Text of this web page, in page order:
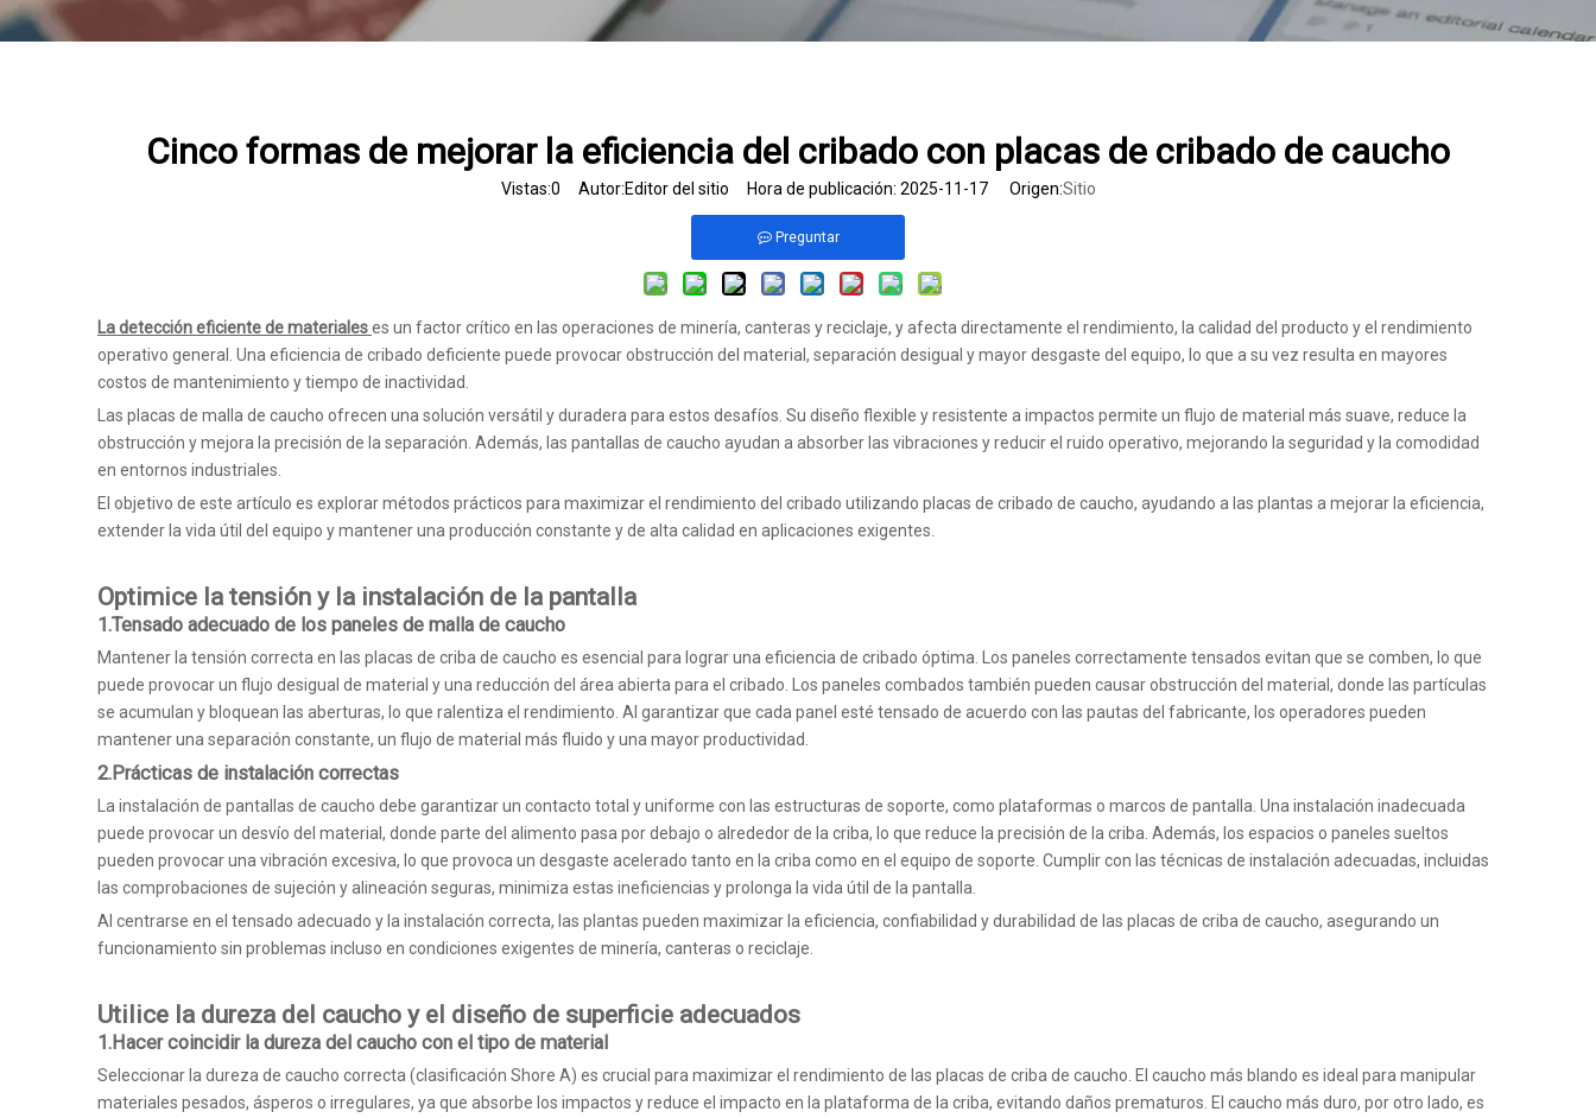
Cinco formas de mejorar la eficiencia del cribado con placas de cribado de caucho
Vistas:0 Autor:Editor del sitio Hora de publicación: 2025-11-17 Origen:Sitio
Preguntar
La detección eficiente de materialeses un factor crítico en las operaciones de minería, canteras y reciclaje, y afecta directamente el rendimiento, la calidad del producto y el rendimiento
operativo general. Una eficiencia de cribado deficiente puede provocar obstrucción del material, separación desigual y mayor desgaste del equipo, lo que a su vez resulta en mayores
costos de mantenimiento y tiempo de inactividad.
Las placas de malla de caucho ofrecen una solución versátil y duradera para estos desafíos. Su diseño flexible y resistente a impactos permite un flujo de material más suave, reduce la
obstrucción y mejora la precisión de la separación. Además, las pantallas de caucho ayudan a absorber las vibraciones y reducir el ruido operativo, mejorando la seguridad y la comodidad
en entornos industriales.
El objetivo de este artículo es explorar métodos prácticos para maximizar el rendimiento del cribado utilizando placas de cribado de caucho, ayudando a las plantas a mejorar la eficiencia,
extender la vida útil del equipo y mantener una producción constante y de alta calidad en aplicaciones exigentes.
Optimice la tensión y la instalación de la pantalla
1.Tensado adecuado de los paneles de malla de caucho
Mantener la tensión correcta en las placas de criba de caucho es esencial para lograr una eficiencia de cribado óptima. Los paneles correctamente tensados ​​evitan que se comben, lo que
puede provocar un flujo desigual de material y una reducción del área abierta para el cribado. Los paneles combados también pueden causar obstrucción del material, donde las partículas
se acumulan y bloquean las aberturas, lo que ralentiza el rendimiento. Al garantizar que cada panel esté tensado de acuerdo con las pautas del fabricante, los operadores pueden
mantener una separación constante, un flujo de material más fluido y una mayor productividad.
2.Prácticas de instalación correctas
La instalación de pantallas de caucho debe garantizar un contacto total y uniforme con las estructuras de soporte, como plataformas o marcos de pantalla. Una instalación inadecuada
puede provocar un desvío del material, donde parte del alimento pasa por debajo o alrededor de la criba, lo que reduce la precisión de la criba. Además, los espacios o paneles sueltos
pueden provocar una vibración excesiva, lo que provoca un desgaste acelerado tanto en la criba como en el equipo de soporte. Cumplir con las técnicas de instalación adecuadas, incluidas
las comprobaciones de sujeción y alineación seguras, minimiza estas ineficiencias y prolonga la vida útil de la pantalla.
Al centrarse en el tensado adecuado y la instalación correcta, las plantas pueden maximizar la eficiencia, confiabilidad y durabilidad de las placas de criba de caucho, asegurando un
funcionamiento sin problemas incluso en condiciones exigentes de minería, canteras o reciclaje.
Utilice la dureza del caucho y el diseño de superficie adecuados
1.Hacer coincidir la dureza del caucho con el tipo de material
Seleccionar la dureza de caucho correcta (clasificación Shore A) es crucial para maximizar el rendimiento de las placas de criba de caucho. El caucho más blando es ideal para manipular
materiales pesados, ásperos o irregulares, ya que absorbe los impactos y reduce el impacto en la plataforma de la criba, evitando daños prematuros. El caucho más duro, por otro lado, es